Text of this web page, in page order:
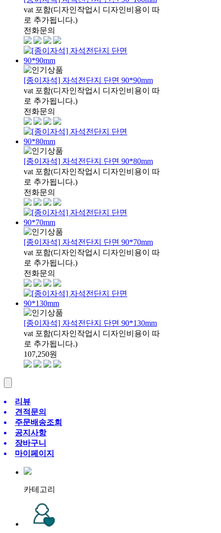
vat 포함(디자인작업시 디자인비용이 따
로 추가됩니다.)
전화문의
[종이자석] 자석전단지 단면 90*90mm
vat 포함(디자인작업시 디자인비용이 따
로 추가됩니다.)
전화문의
[종이자석] 자석전단지 단면 90*80mm
vat 포함(디자인작업시 디자인비용이 따
로 추가됩니다.)
전화문의
[종이자석] 자석전단지 단면 90*70mm
vat 포함(디자인작업시 디자인비용이 따
로 추가됩니다.)
전화문의
[종이자석] 자석전단지 단면 90*130mm
vat 포함(디자인작업시 디자인비용이 따
로 추가됩니다.)
107,250원
리뷰
견적문의
주문배송조회
공지사항
장바구니
마이페이지
카테고리